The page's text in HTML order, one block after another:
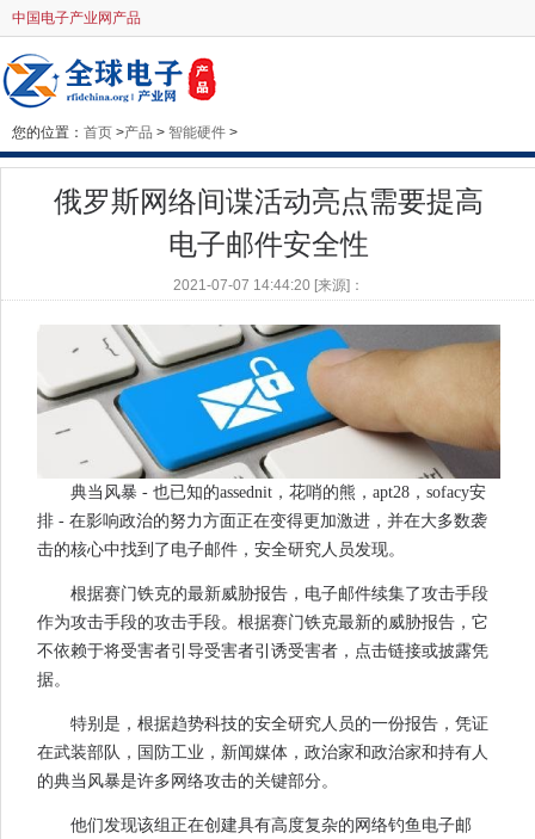
中国电子产业网产品
您的位置： 首页 >产品 > 智能硬件 >
俄罗斯网络间谍活动亮点需要提高
电子邮件安全性
2021-07-07 14:44:20 [来源]：
典当风暴 - 也已知的assednit，花哨的熊，apt28，sofacy安
排 - 在影响政治的努力方面正在变得更加激进，并在大多数袭
击的核心中找到了电子邮件，安全研究人员发现。
根据赛门铁克的最新威胁报告，电子邮件续集了攻击手段
作为攻击手段的攻击手段。根据赛门铁克最新的威胁报告，它
不依赖于将受害者引导受害者引诱受害者，点击链接或披露凭
据。
特别是，根据趋势科技的安全研究人员的一份报告，凭证
在武装部队，国防工业，新闻媒体，政治家和政治家和持有人
的典当风暴是许多网络攻击的关键部分。
他们发现该组正在创建具有高度复杂的网络钓鱼电子邮